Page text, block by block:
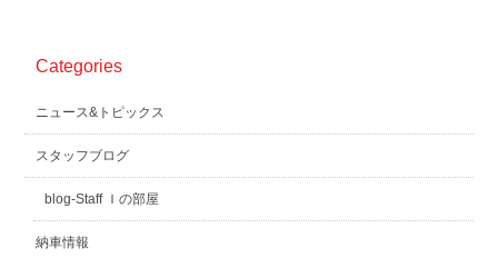
Categories
ニュース&トピックス
スタッフブログ
blog-Staff Ｉの部屋
納車情報